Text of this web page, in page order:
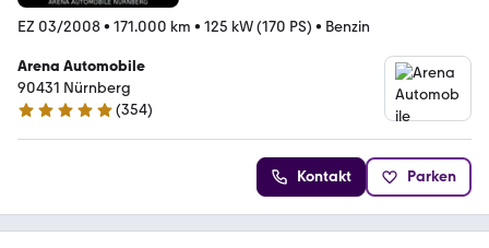
EZ 03/2008• 171.000 km • 125 kW (170 PS) • Benzin
Arena Automobile
90431 Nürnberg
4.8 Sterne
(354)
Kontakt Parken